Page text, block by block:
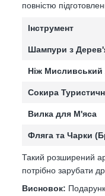
повністю
Інструмент
Шампури з
Ніж Мисливський
Сокира
Вилка для М'яса
Фляга та Чарки
Такий розширений
потрібно зарубати
Висновок: